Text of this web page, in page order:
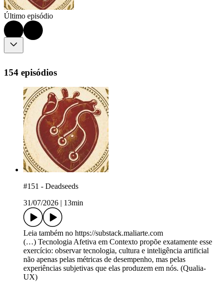
Último episódio
154 episódios
#151 - Deadseeds
31/07/2026
13min
Leia também no https://substack.maliarte.com
(…) Tecnologia Afetiva em Contexto propõe exatamente esse
exercício: observar tecnologia, cultura e inteligência artificial
não apenas pelas métricas de desempenho, mas pelas
experiências subjetivas que elas produzem em nós. (Qualia-
UX)